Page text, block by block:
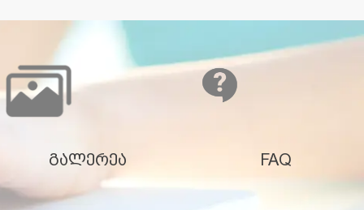
გალერეა FAQ